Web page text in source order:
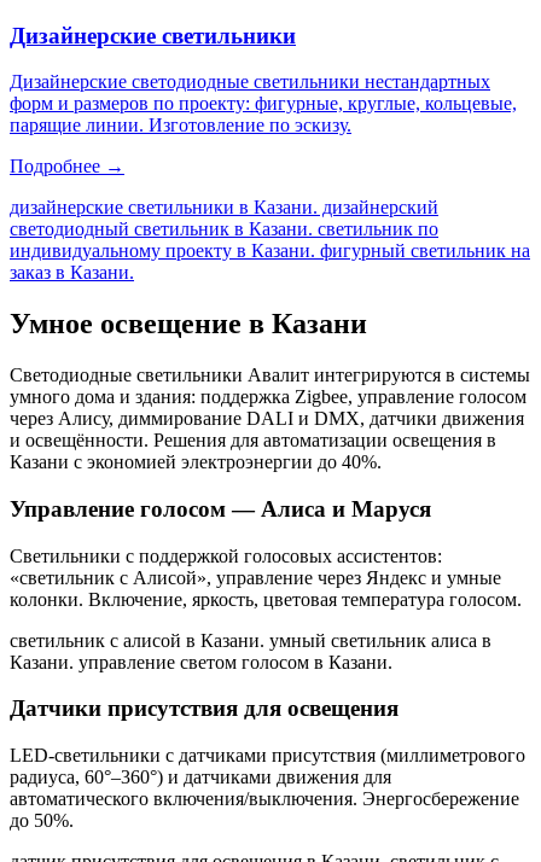
Дизайнерские светильники
Дизайнерские светодиодные светильники нестандартных
форм и размеров по проекту: фигурные, круглые, кольцевые,
парящие линии. Изготовление по эскизу.
Подробнее →
дизайнерские светильники в Казани. дизайнерский
светодиодный светильник в Казани. светильник по
индивидуальному проекту в Казани. фигурный светильник на
заказ в Казани.
Умное освещение в Казани
Светодиодные светильники Авалит интегрируются в системы
умного дома и здания: поддержка Zigbee, управление голосом
через Алису, диммирование DALI и DMX, датчики движения
и освещённости. Решения для автоматизации освещения в
Казани с экономией электроэнергии до 40%.
Управление голосом — Алиса и Маруся
Светильники с поддержкой голосовых ассистентов:
«светильник с Алисой», управление через Яндекс и умные
колонки. Включение, яркость, цветовая температура голосом.
светильник с алисой в Казани. умный светильник алиса в
Казани. управление светом голосом в Казани.
Датчики присутствия для освещения
LED-светильники с датчиками присутствия (миллиметрового
радиуса, 60°–360°) и датчиками движения для
автоматического включения/выключения. Энергосбережение
до 50%.